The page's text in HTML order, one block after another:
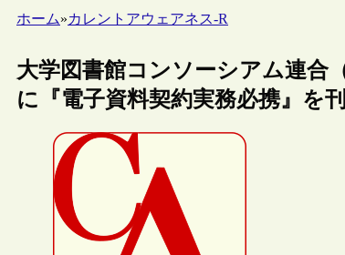
ホーム»カレントアウェアネス-R
大学図書館コンソーシアム連合
に『電子資料契約実務必携』を